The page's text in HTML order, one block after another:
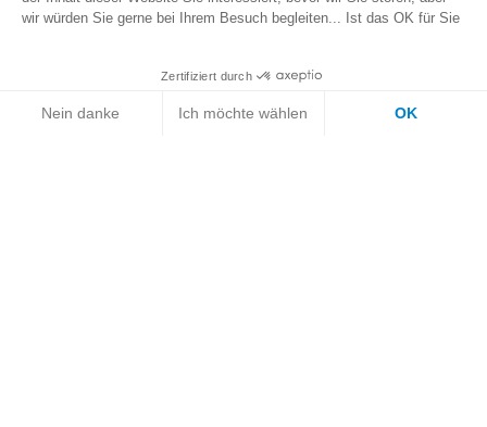
Registrieren Sie Ihren Roboter
wir würden Sie gerne bei Ihrem Besuch begleiten... Ist das OK für Sie
Zertifiziert durch
Nein danke Ich möchte wählen OK